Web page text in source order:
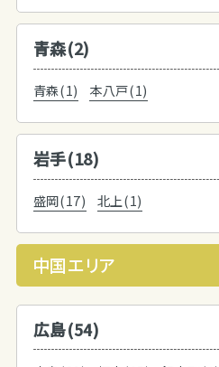
青森(2)
青森(1) 本八戸(1)
岩手(18)
盛岡(17) 北上(1)
中国エリア
広島(54)